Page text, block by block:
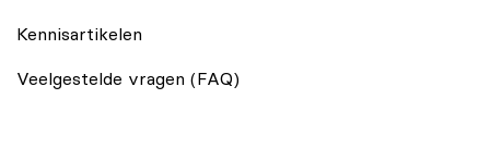
Kennisartikelen
Veelgestelde vragen (FAQ)